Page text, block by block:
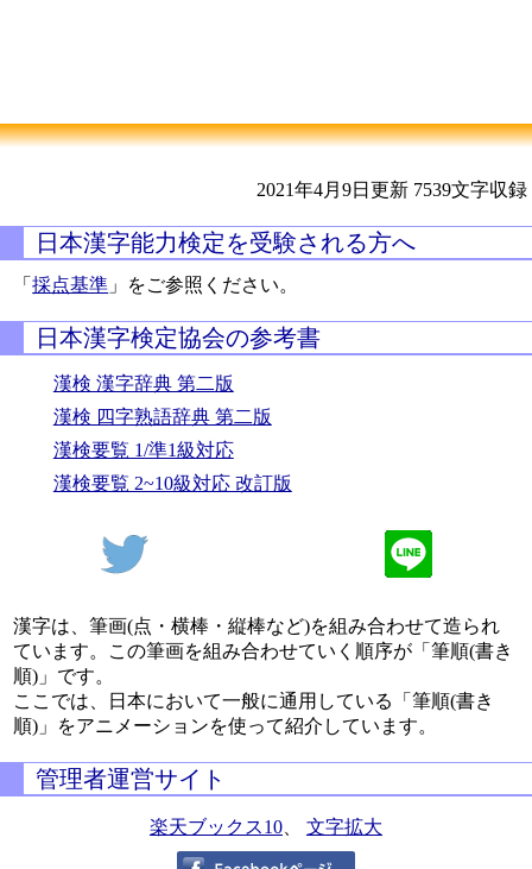
2021年4月9日更新 7539文字収録
日本漢字能力検定を受験される方へ
「採点基準 」をご参照ください。
日本漢字検定協会の参考書
漢検 漢字辞典 第二版
漢検 四字熟語辞典 第二版
漢検要覧 1/準1級対応
漢検要覧 2~10級対応 改訂版
漢字は、筆画(点・横棒・縦棒など)を組み合わせて造られ
ています。この筆画を組み合わせていく順序が「筆順(書き
順)」です。
ここでは、日本において一般に通用している「筆順(書き
順)」をアニメーションを使って紹介しています。
管理者運営サイト
楽天ブックス10 文字拡大